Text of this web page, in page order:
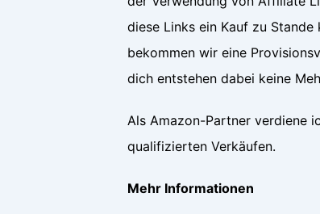
diese Links ein Kauf zu Stande
bekommen wir eine
dich entstehen dabei keine
Als Amazon-Partner verdiene
qualifizierten Verkäufen.
Mehr Informationen